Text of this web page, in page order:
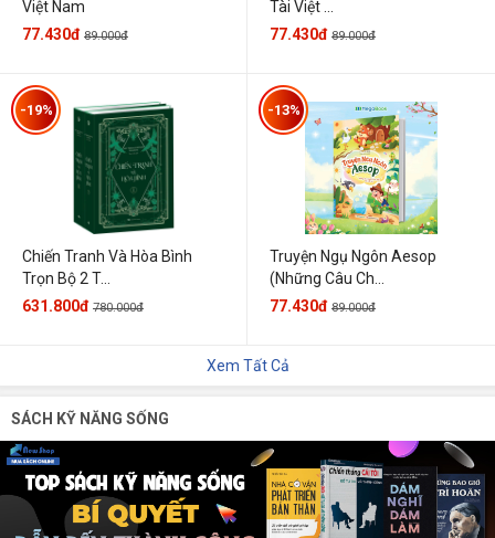
Việt Nam
77.430đ 89.000đ
Tài Việt ...
77.430đ 89.000đ
Chiến Tranh Và Hòa Bình
Trọn Bộ 2 T...
-19%
631.800đ 780.000đ
Truyện Ngụ Ngôn Aesop
(Những Câu Ch...
-13%
77.430đ 89.000đ
Xem Tất Cả
SÁCH KỸ NĂNG SỐNG